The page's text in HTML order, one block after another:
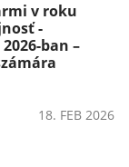
v roku
-
ban –
18. FEB 2026